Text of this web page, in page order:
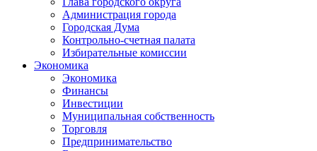
Администрация города
Городская Дума
Контрольно-счетная палата
Избирательные комиссии
Экономика
Экономика
Финансы
Инвестиции
Муниципальная собственность
Торговля
Предпринимательство